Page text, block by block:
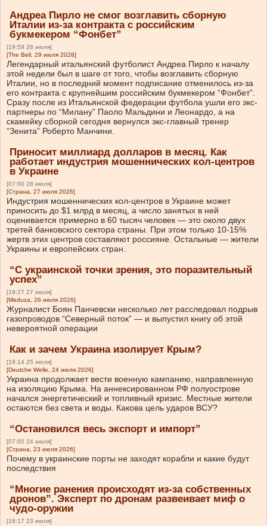
Андреа Пирло не смог возглавить сборную
Италии из-за контракта с российским
букмекером “Фонбет”
[19:59 28 июля]
[The Bell, 29 июля 2026]
Легендарный итальянский футболист Андреа Пирло к началу
этой недели был в шаге от того, чтобы возглавить сборную
Италии, но в последний момент подписание отменилось из-за
его контракта с крупнейшим российским букмекером “Фонбет”.
Сразу после из Итальянской федерации футбола ушли его экс-
партнеры по “Милану” Паоло Мальдини и Леонардо, а на
скамейку сборной сегодня вернулся экс-главный тренер
“Зенита” Роберто Манчини.
Приносит миллиард долларов в месяц. Как
работает индустрия мошеннических кол-центров
в Украине
[07:00 28 июля]
[Страна, 27 июля 2026]
Индустрия мошеннических кол-центров в Украине может
приносить до $1 млрд в месяц, а число занятых в ней
оценивается примерно в 60 тысяч человек — это около двух
третей банковского сектора страны. При этом только 10-15%
жертв этих центров составляют россияне. Остальные — жители
Украины и европейских стран.
“С украинской точки зрения, это поразительный
успех”
[19:27 27 июля]
[Meduza, 26 июля 2026]
Журналист Боян Панчевски несколько лет расследовал подрыв
газопроводов “Северный поток” — и выпустил книгу об этой
невероятной операции
Как и зачем Украина изолирует Крым?
[19:14 25 июля]
[Deutche Welle, 24 июля 2026]
Украина продолжает вести военную кампанию, направленную
на изоляцию Крыма. На аннексированном РФ полуострове
начался энергетический и топливный кризис. Местные жители
остаются без света и воды. Какова цель ударов ВСУ?
“Остановился весь экспорт и импорт”
[07:00 24 июля]
[Страна, 23 июля 2026]
Почему в украинские порты не заходят корабли и какие будут
последствия
“Многие ранения происходят из-за собственных
дронов”. Эксперт по дронам развеивает миф о
чудо-оружии
[18:17 23 июля]